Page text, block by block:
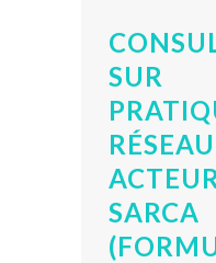
SARCA